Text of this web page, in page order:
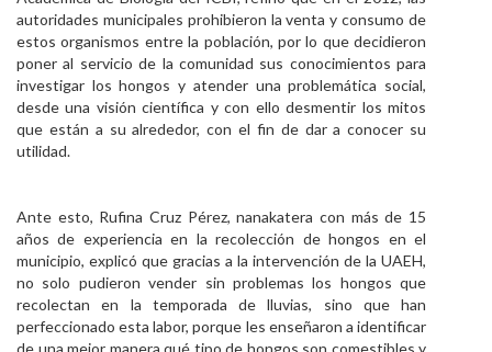
autoridades municipales prohibieron la venta y consumo de
estos organismos entre la población, por lo que decidieron
poner al servicio de la comunidad sus conocimientos para
investigar los hongos y atender una problemática social,
desde una visión científica y con ello desmentir los mitos
que están a su alrededor, con el fin de dar a conocer su
utilidad.
Ante esto, Rufina Cruz Pérez, nanakatera con más de 15
años de experiencia en la recolección de hongos en el
municipio, explicó que gracias a la intervención de la UAEH,
no solo pudieron vender sin problemas los hongos que
recolectan en la temporada de lluvias, sino que han
perfeccionado esta labor, porque les enseñaron a identificar
de una mejor manera qué tipo de hongos son comestibles y